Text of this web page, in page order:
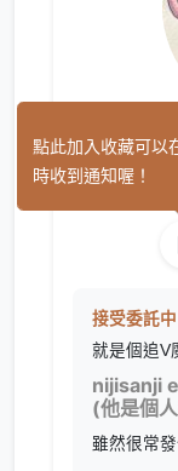
接受委託中
就是個追V
nijisanji
(他是個人
雖然很常
點此加入收藏可以
時收到通知喔！